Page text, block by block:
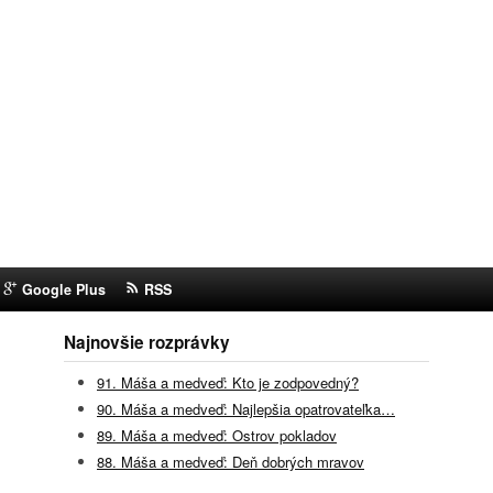
Google Plus RSS
Najnovšie rozprávky
91. Máša a medveď: Kto je zodpovedný?
90. Máša a medveď: Najlepšia opatrovateľka…
89. Máša a medveď: Ostrov pokladov
88. Máša a medveď: Deň dobrých mravov